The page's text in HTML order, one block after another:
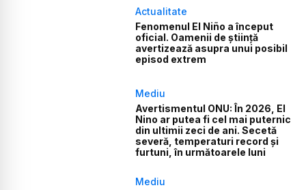
Actualitate
Fenomenul El Niño a început
oficial. Oamenii de știință
avertizează asupra unui posibil
episod extrem
Mediu
Avertismentul ONU: În 2026, El
Nino ar putea fi cel mai puternic
din ultimii zeci de ani. Secetă
severă, temperaturi record și
furtuni, în următoarele luni
Mediu